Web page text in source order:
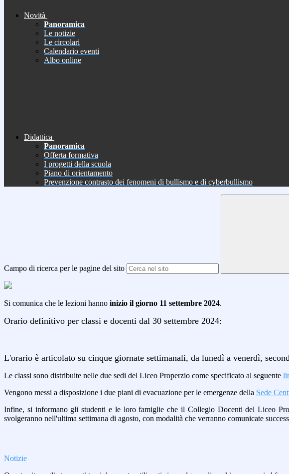
Novità
Panoramica
Le notizie
Le circolari
Calendario eventi
Albo online
Didattica
Panoramica
Offerta formativa
I progetti della scuola
Piano di orientamento
Prevenzione contrasto dei fenomeni di bullismo e di cyberbullismo
Campo di ricerca per le pagine del sito
Si comunica che le lezioni hanno inizio il giorno 11 settembre 2024.
Orario definitivo per classi e docenti dal 30 settembre 2024:
L'orario è articolato su cinque giornate settimanali, da lunedì a venerdì,
Le classi sono distribuite nelle due sedi del Liceo Properzio come specificato al seguente
Vengono messi a disposizione i due piani di evacuazione per le emergenze della Sede
Infine, si informano gli studenti e le loro famiglie che il Collegio Docenti del Liceo
svolgeranno nell'ultima settimana di agosto, con modalità che verranno comunicate
Notizie